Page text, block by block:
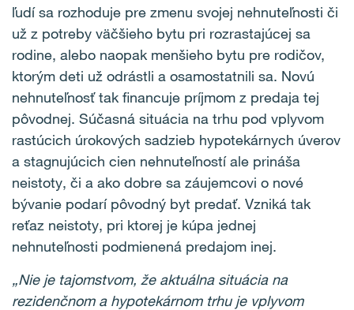
ľudí sa rozhoduje pre zmenu svojej nehnuteľnosti či
už z potreby väčšieho bytu pri rozrastajúcej sa
rodine, alebo naopak menšieho bytu pre rodičov,
ktorým deti už odrástli a osamostatnili sa. Novú
nehnuteľnosť tak financuje príjmom z predaja tej
pôvodnej. Súčasná situácia na trhu pod vplyvom
rastúcich úrokových sadzieb hypotekárnych úverov
a stagnujúcich cien nehnuteľností ale prináša
neistoty, či a ako dobre sa záujemcovi o nové
bývanie podarí pôvodný byt predať. Vzniká tak
reťaz neistoty, pri ktorej je kúpa jednej
nehnuteľnosti podmienená predajom inej.
„Nie je tajomstvom, že aktuálna situácia na
rezidenčnom a hypotekárnom trhu je vplyvom